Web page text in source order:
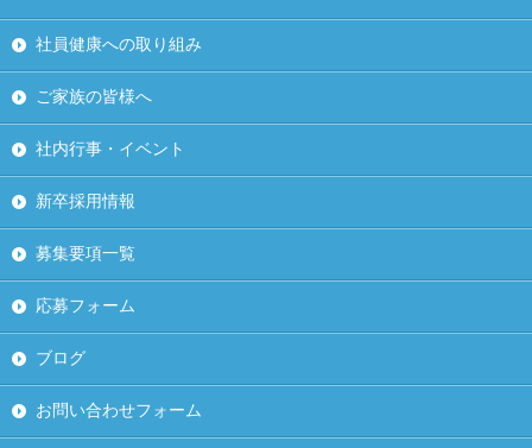
社員健康への取り組み
ご家族の皆様へ
社内行事・イベント
新卒採用情報
募集要項一覧
応募フォーム
ブログ
お問い合わせフォーム